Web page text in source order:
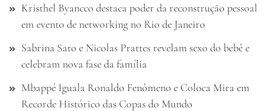
Kristhel Byancco destaca poder da reconstrução pessoal
em evento de networking no Rio de Janeiro
Sabrina Sato e Nicolas Prattes revelam sexo do bebê e
celebram nova fase da família
Mbappé Iguala Ronaldo Fenômeno e Coloca Mira em
Recorde Histórico das Copas do Mundo